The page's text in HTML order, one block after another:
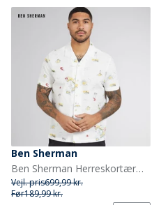
Ben Sherman
Ben Sherman Herreskortærmet Brighton til Amalfi skjorte Snow White
Vejl. pris699,99 kr.
Før189,99 kr.